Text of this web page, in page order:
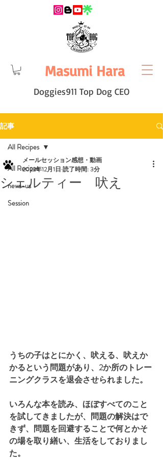
Masumi Hara
Doggies911 Top Dog CEO
記事
All Recipes
news-us
Session
All Recipes
シェルティー 吠え
メールセッション感想・動画
2022年12月1日 読了時間: 3分
うちの子はとにかく、吠える、吠えか
かるという問題があり、2か所のトレー
ニングクラスを退会させられました。
いろんな本を読み、ほぼすべてのこと
を試してきましたが、問題の解決はで
きず、問題を回避することで何とかそ
の場を取り繕い、生活をしておりまし
た。